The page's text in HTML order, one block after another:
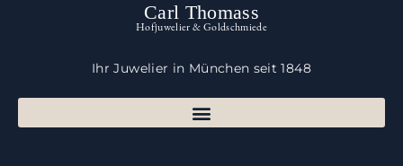
Carl Thomass
Hofjuwelier & Goldschmiede
Ihr Juwelier in München seit 1848